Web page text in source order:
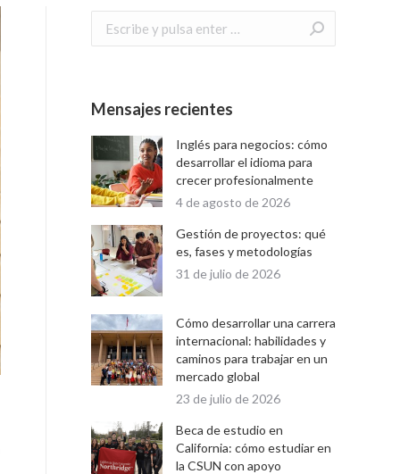
Mensajes recientes
Inglés para negocios: cómo
desarrollar el idioma para
crecer profesionalmente
4 de agosto de 2026
Gestión de proyectos: qué
es, fases y metodologías
31 de julio de 2026
Cómo desarrollar una carrera
internacional: habilidades y
caminos para trabajar en un
mercado global
23 de julio de 2026
Beca de estudio en
California: cómo estudiar en
la CSUN con apoyo